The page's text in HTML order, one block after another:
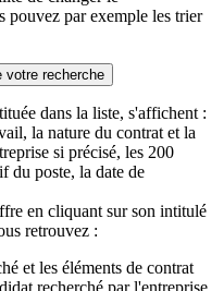
pouvez par exemple les trier
votre recherche
dans la liste, s'affichent :
la nature du contrat et la
si précisé, les 200
du poste, la date de
en cliquant sur son intitulé
retrouvez :
et les éléments de contrat
recherché par l'entreprise